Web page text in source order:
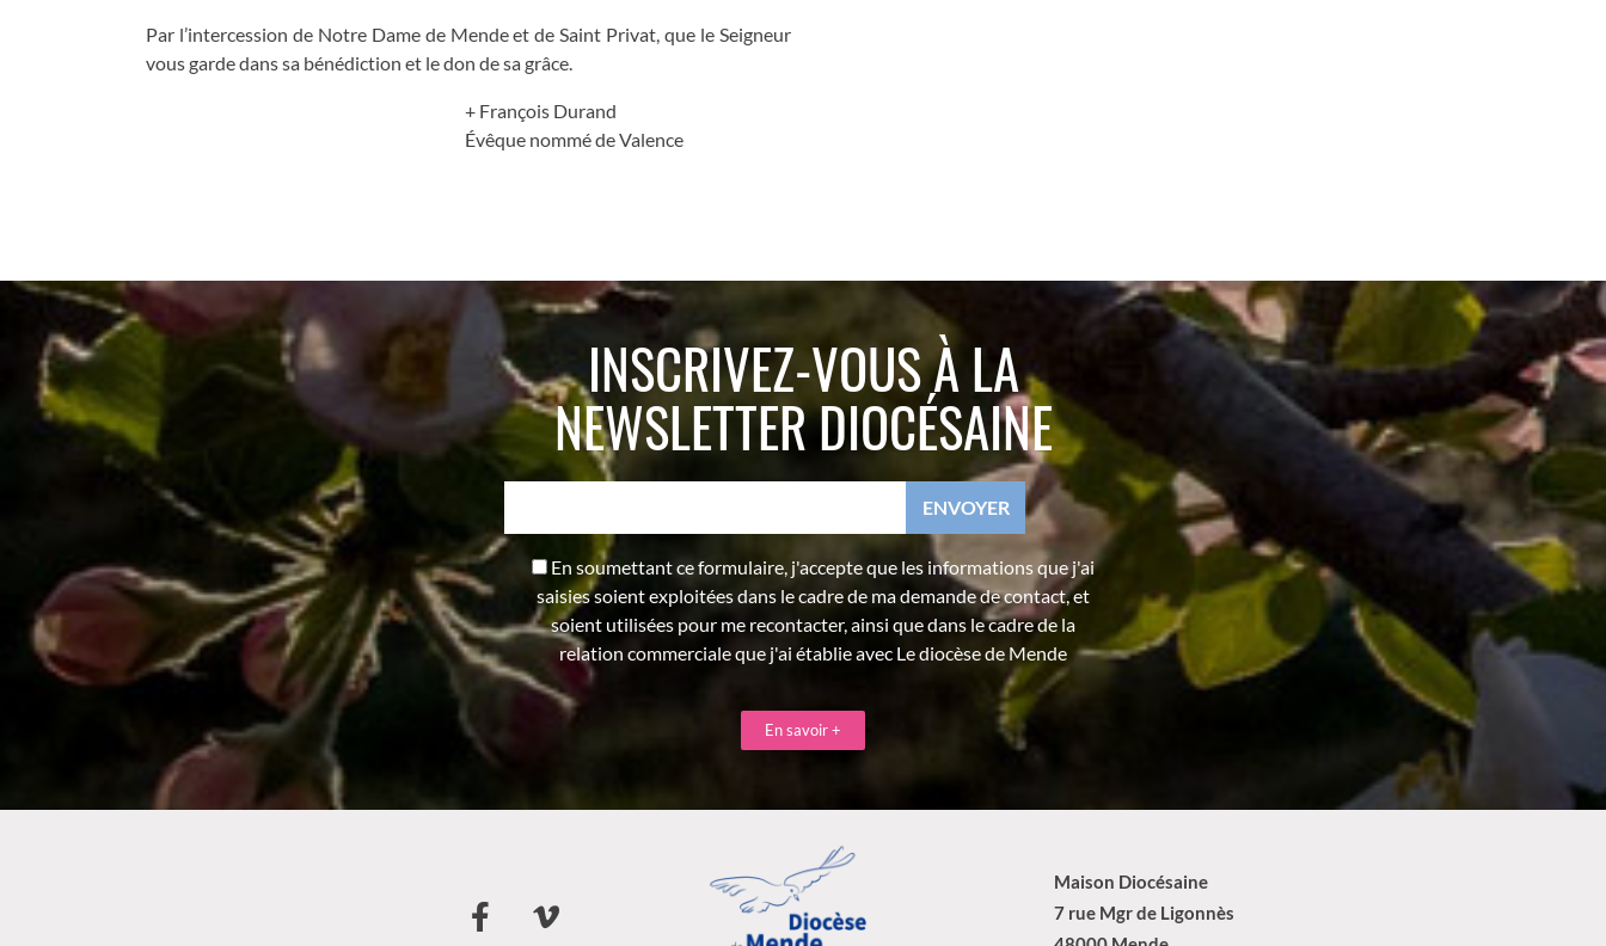
Par l’intercession de Notre Dame de Mende et de Saint Privat, que le Seigneur
vous garde dans sa bénédiction et le don de sa grâce.
+ François Durand
Évêque nommé de Valence
INSCRIVEZ-VOUS À LA
NEWSLETTER DIOCÉSAINE
En soumettant ce formulaire, j'accepte que les informations que j'ai
saisies soient exploitées dans le cadre de ma demande de contact, et
soient utilisées pour me recontacter, ainsi que dans le cadre de la
relation commerciale que j'ai établie avec Le diocèse de Mende
En savoir +
Maison Diocésaine
7 rue Mgr de Ligonnès